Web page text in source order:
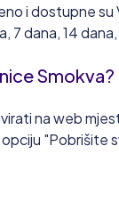
i dostupne su
dana, 14
Smokva?
na web
"Pobrišite